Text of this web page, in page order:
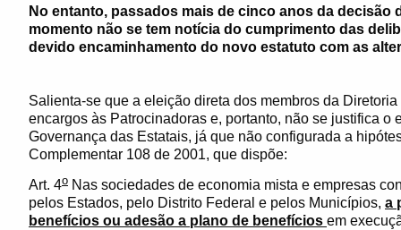
No entanto, passados mais de cinco anos da decisão
momento não se tem notícia do cumprimento das
devido encaminhamento do novo estatuto com as
Salienta-se que a eleição direta dos membros da
encargos às Patrocinadoras e, portanto, não se justifica
Governança das Estatais, já que não configurada a
Complementar 108 de 2001, que dispõe:
Art. 4o Nas sociedades de economia mista e empresas
pelos Estados, pelo Distrito Federal e pelos Municípios, a
benefícios ou adesão a plano de benefícios em